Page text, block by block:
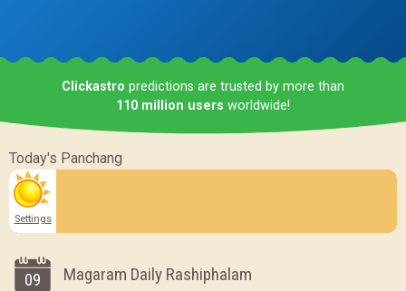
Clickastro predictions are trusted by more than
110 million users worldwide!
Today's Panchang
Settings
09 Magaram Daily Rashiphalam